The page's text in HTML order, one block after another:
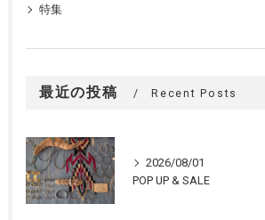
特集
最近の投稿 Recent Posts
2026/08/01
POP UP & SALE